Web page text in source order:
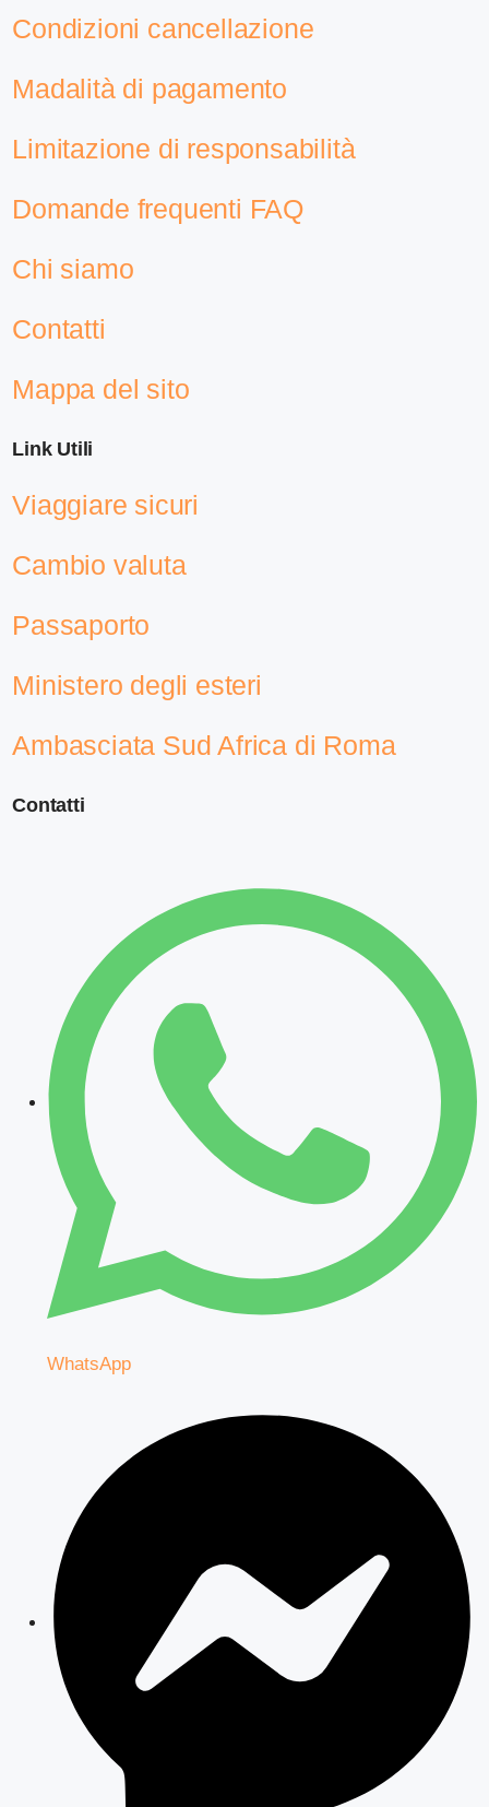
Condizioni cancellazione
Madalità di pagamento
Limitazione di responsabilità
Domande frequenti FAQ
Chi siamo
Contatti
Mappa del sito
Link Utili
Viaggiare sicuri
Cambio valuta
Passaporto
Ministero degli esteri
Ambasciata Sud Africa di Roma
Contatti
WhatsApp